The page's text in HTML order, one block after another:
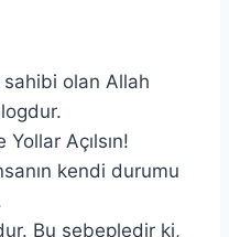
olan Allah
Yollar Açılsın!
kendi durumu
Bu sebepledir ki,